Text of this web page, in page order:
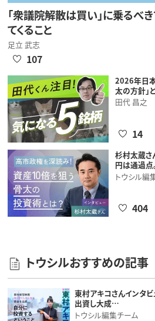
「衆議院解散は買い」に乗るべ
てくること
足立 武志
107
2026年日
太の方針」
田代 昌之
14
杉村太蔵
円は通過
トウシル編
404
トウシルおすすめの記事
東村アキコさんインタ
出資し大成…
トウシル編集チーム